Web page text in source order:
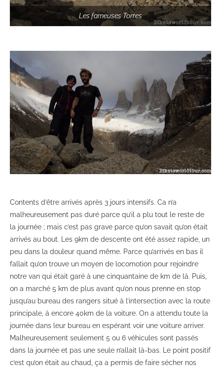
Les fameuses Torres
Contents d’être arrivés après 3 jours intensifs. Ca n’a
malheureusement pas duré parce qu’il a plu tout le reste de
la journée ; mais c’est pas grave parce qu’on savait qu’on était
arrivés au bout. Les 9km de descente ont été assez rapide, un
peu dans la douleur quand même. Parce qu’arrivés en bas il
fallait qu’on trouve un moyen de locomotion pour rejoindre
notre van qui était garé à une cinquantaine de km de là. Puis,
on a marché 5 km de plus avant qu’on nous prenne en stop
jusqu’au bureau des rangers situé à l’intersection avec la route
principale, à encore 40km de la voiture. On a attendu toute la
journée dans leur bureau en espérant voir une voiture arriver.
Malheureusement seulement 5 ou 6 véhicules sont passés
dans la journée et pas une seule n’allait là-bas. Le point positif
c’est qu’on était au chaud, ça a permis de faire sécher nos